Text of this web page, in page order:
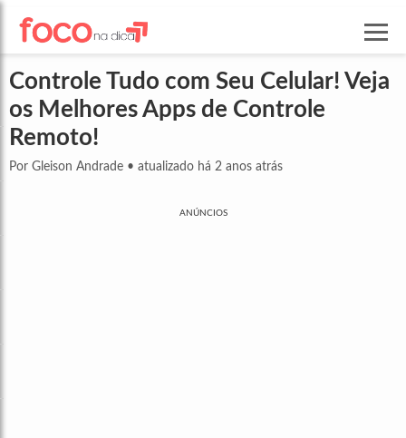
Controle Tudo com Seu Celular! Veja
os Melhores Apps de Controle
Remoto!
Por Gleison Andrade • atualizado há 2 anos atrás
ANÚNCIOS